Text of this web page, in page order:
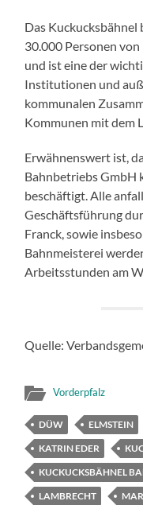
Das
30.000 Personen
und ist eine der
Institutionen und
kommunalen
Kommunen mit dem
Erwähnenswert ist,
Bahnbetriebs
beschäftigt. Alle
Geschäftsführung
Franck, sowie
Bahnmeisterei
Arbeitsstunden am
Quelle:
Vorderpfalz
DÜW ELMSTEIN
KATRIN EDER
KUCKUCKSBÄHNEL
LAMBRECHT